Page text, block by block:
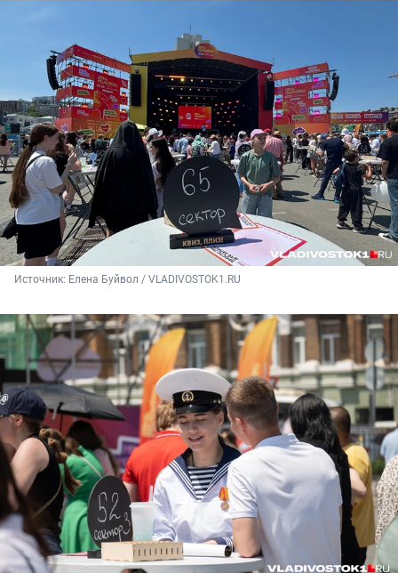
Источник: Елена Буйвол / VLADIVOSTOK1.RU